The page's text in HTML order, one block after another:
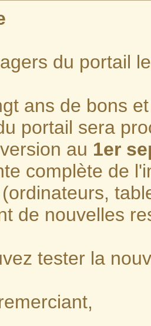
du portail
ans de bons
portail sera
au 1er
complète de
de nouvelles
tester la